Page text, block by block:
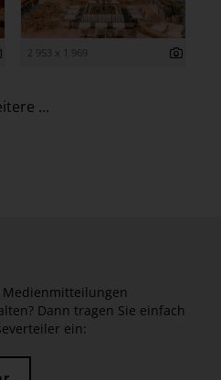
2 953 x 1 969
...
Dann tragen Sie einfach
ein: